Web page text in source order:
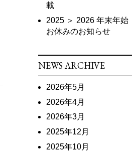
載
2025 ＞ 2026 年末年始
お休みのお知らせ
NEWS ARCHIVE
2026年5月
2026年4月
2026年3月
2025年12月
2025年10月